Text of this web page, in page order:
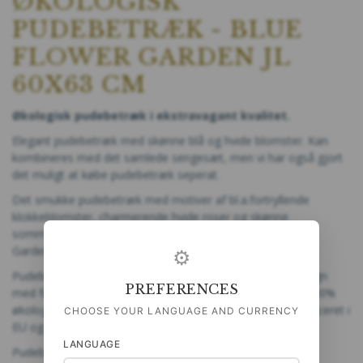
PUDEBETRÆK - BLUE
FLOWER GARDEN JL
60X63 CM
Økologisk pudebetræk i ekstravagant kvalitet.
Elegant pudebetræk med skønne blå og hvide blomster. Kan
kombineres med det samlede sengesæt, men vi har også gjort
det muligt at købe pudebetræk seperat.
Det smukke pudebetræk med motiver af bl.a.fortryllende
klokkeblomster, charmerende hvide roser og skønne
sommerfugle er en del af den nye kollektion "Blue Flower
Garden", som er kreeret i samarbejde med Jim Lyngvild.
Pudebetrækket har et eventyrligt og elegant blomsterdesign
med forskellige motiver på hver side. Det er fremstillet i 100%
økologisk bomuld i meget høj kvalitet. Betrækket er produceret i
EU og trykt med miljøvenlige farver.
Pudebetrækket skal vaskes seperat de første gange.
⚙
PREFERENCES
CHOOSE YOUR LANGUAGE AND CURRENCY
LANGUAGE